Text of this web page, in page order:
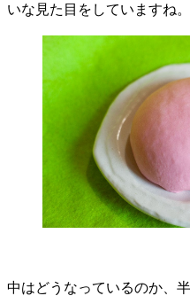
いな見た目をしていますね。
中はどうなっているのか、